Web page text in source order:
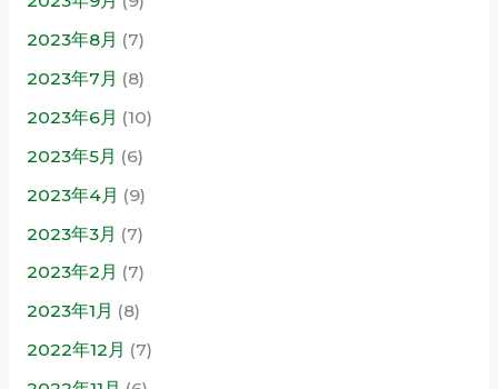
2023年8月 (7)
2023年7月 (8)
2023年6月 (10)
2023年5月 (6)
2023年4月 (9)
2023年3月 (7)
2023年2月 (7)
2023年1月 (8)
2022年12月 (7)